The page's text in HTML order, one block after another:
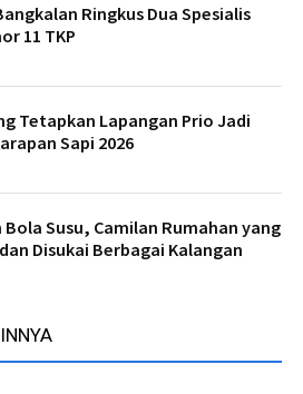
Ringkus Dua Spesialis
11 TKP
Tetapkan Lapangan Prio Jadi
Sapi 2026
Bola Susu, Camilan Rumahan yang
Disukai Berbagai Kalangan